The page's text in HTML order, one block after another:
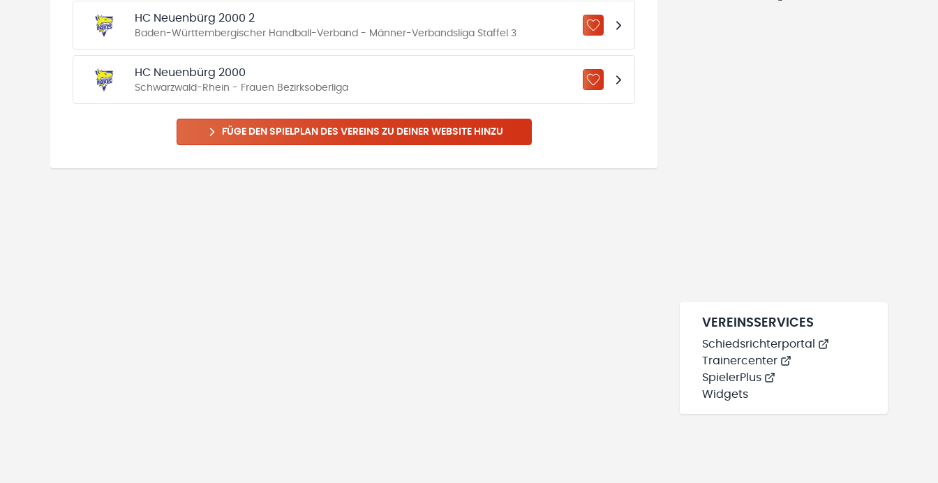
HC Neuenbürg 2000 2
Baden-Württembergischer Handball-Verband - Männer-Verbandsliga Staffel 3 ZU „MEINE TEAMS“ HINZUFÜGEN
HC Neuenbürg 2000
Schwarzwald-Rhein - Frauen Bezirksoberliga ZU „MEINE TEAMS“ HINZUFÜGEN
FÜGE DEN SPIELPLAN DES VEREINS ZU DEINER WEBSITE HINZU
VEREINSSERVICES
Schiedsrichterportal
Trainercenter
SpielerPlus
Widgets